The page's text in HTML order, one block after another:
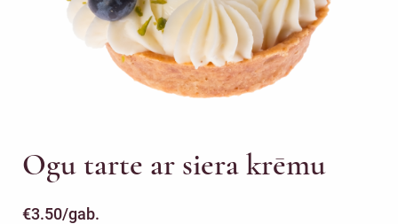
Ogu tarte ar siera krēmu
€3.50/gab.